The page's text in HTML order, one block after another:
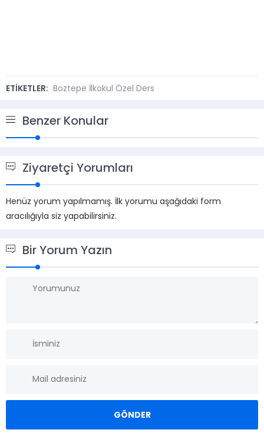
ETİKETLER: Boztepe İlkokul Özel Ders
Benzer Konular
Ziyaretçi Yorumları
Henüz yorum yapılmamış. İlk yorumu aşağıdaki form
aracılığıyla siz yapabilirsiniz.
Bir Yorum Yazın